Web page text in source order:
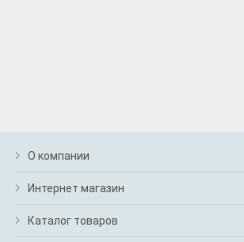
О компании
Интернет магазин
Каталог товаров